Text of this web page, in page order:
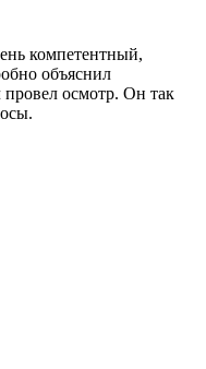
компетентный,
объяснил
осмотр. Он так